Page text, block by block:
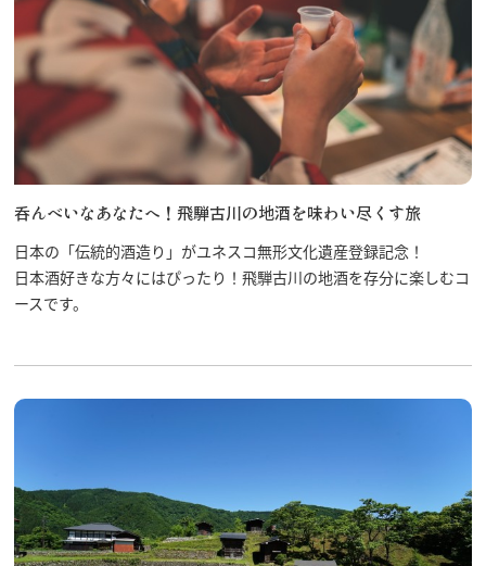
呑んべいなあなたへ！飛騨古川の地酒を味わい尽くす旅
日本の「伝統的酒造り」がユネスコ無形文化遺産登録記念！
日本酒好きな方々にはぴったり！飛騨古川の地酒を存分に楽しむコ
ースです。